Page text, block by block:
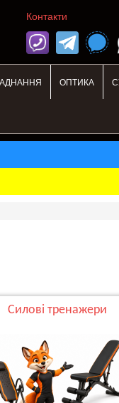
Контакти
ОПТИКА
Силові тренажери